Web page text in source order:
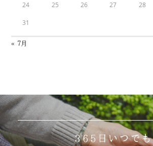
24 25 26 27 28
31
« 7月
365日いつでも